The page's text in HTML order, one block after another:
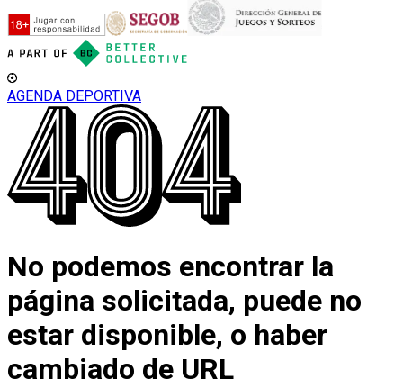
AGENDA DEPORTIVA
No podemos encontrar la
página solicitada, puede no
estar disponible, o haber
cambiado de URL